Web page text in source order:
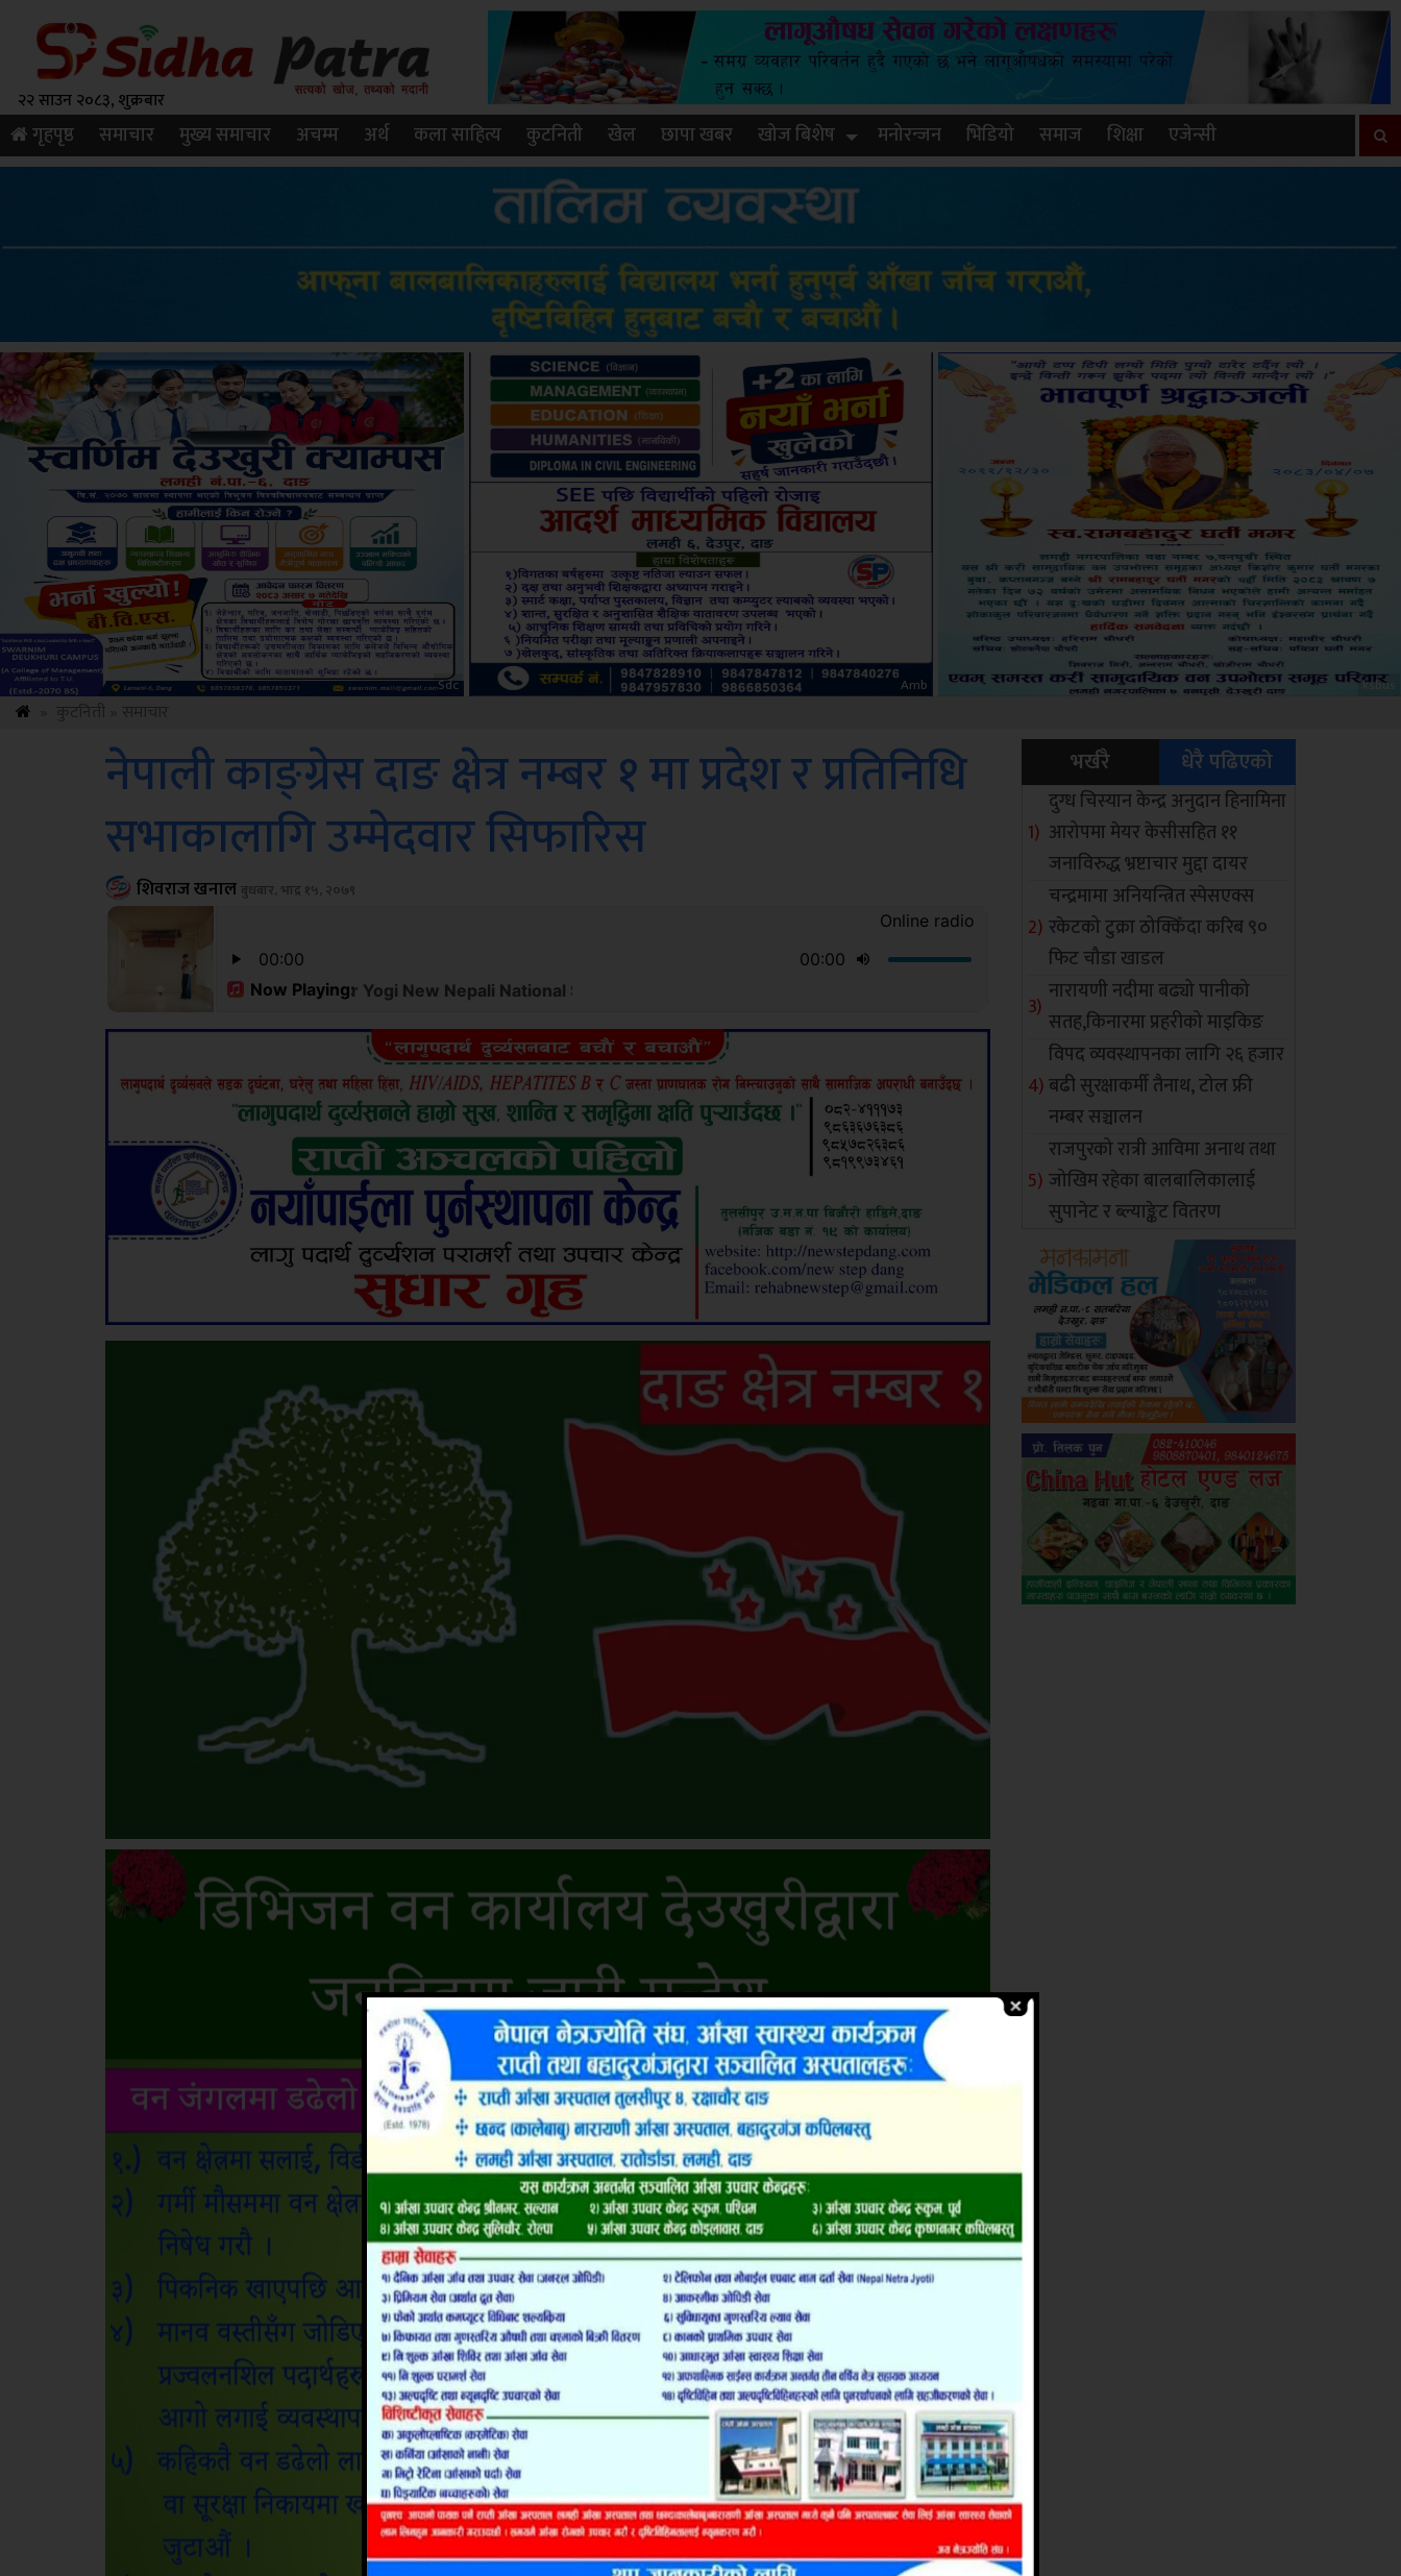
२२ साउन २०८३, शुक्रबार
गृहपृष्ठ समाचार मुख्य समाचार अचम्म अर्थ कला साहित्य कुटनिती खेल छापा खबर खोज बिशेष मनोरन्जन भिडियो समाज शिक्षा एजेन्सी
Amb ksbus Sdc
नेपाली काङ्ग्रेस दाङ क्षेत्र नम्बर १ मा प्रदेश र प्रतिनिधि
सभाकालागि उम्मेदवार सिफारिस
शिवराज खनालबुधबार, भाद्र १५, २०७९
भर्खरै धेरै पढिएको
दुग्ध चिस्यान केन्द्र अनुदान हिनामिना
आरोपमा मेयर केसीसहित ११
जनाविरुद्ध भ्रष्टाचार मुद्दा दायर
चन्द्रमामा अनियन्त्रित स्पेसएक्स
रकेटको टुक्रा ठोक्किँदा करिब ९०
फिट चौडा खाडल
नारायणी नदीमा बढ्यो पानीको
सतह,किनारमा प्रहरीको माइकिङ
विपद व्यवस्थापनका लागि २६ हजार
बढी सुरक्षाकर्मी तैनाथ, टोल फ्री
नम्बर सञ्चालन
राजपुरको रात्री आविमा अनाथ तथा
जोखिम रहेका बालबालिकालाई
सुपानेट र ब्ल्याङ्केट वितरण